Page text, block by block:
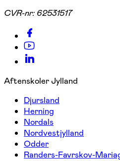
CVR-nr: 62531517
Aftenskoler Jylland
Djursland
Herning
Nordals
Nordvestjylland
Odder
Randers-Favrskov-